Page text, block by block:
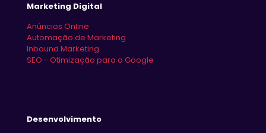
Marketing Digital
Anúncios Online
Automação de Marketing
Inbound Marketing
SEO - Otimização para o Google
Desenvolvimento